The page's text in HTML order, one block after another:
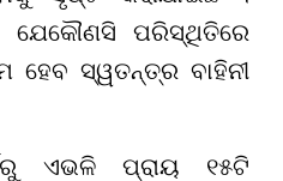
ପରିସ୍ଥିତିରେ
ହେବ ସ୍ୱତନ୍ତ୍ର ବାହିନୀ
ଏଭଳି ପ୍ରାୟ ୧୫ଟି